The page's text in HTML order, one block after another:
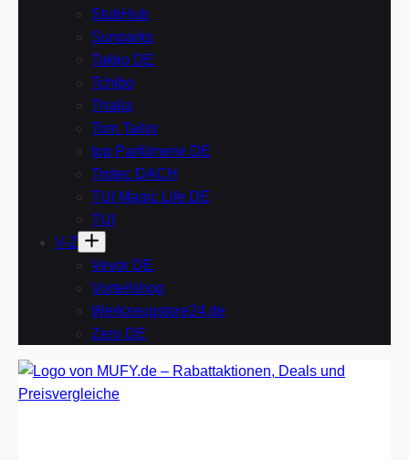
StubHub
Sunparks
Takko DE
Tchibo
Thalia
Tom Tailor
top Parfümerie DE
Trotec DACH
TUI Magic Life DE
TUI
V-Z
Vevor DE
Vorteilshop
Werkzeugstore24.de
Zero DE